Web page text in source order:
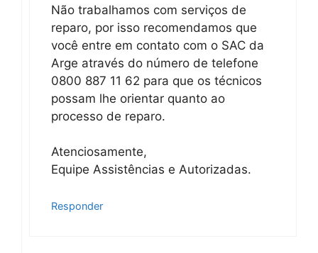
Não trabalhamos com serviços de
reparo, por isso recomendamos que
você entre em contato com o SAC da
Arge através do número de telefone
0800 887 11 62 para que os técnicos
possam lhe orientar quanto ao
processo de reparo.
Atenciosamente,
Equipe Assistências e Autorizadas.
Responder